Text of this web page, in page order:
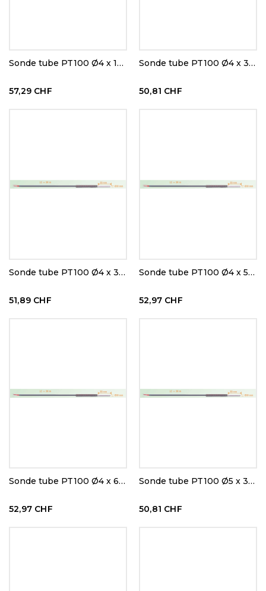
Sonde tube PT100 Ø4 x 100 mm
57,29 CHF
Sonde tube PT100 Ø4 x 30 mm
50,81 CHF
Sonde tube PT100 Ø4 x 30 mm
51,89 CHF
Sonde tube PT100 Ø4 x 50 mm
52,97 CHF
Sonde tube PT100 Ø4 x 60 mm
52,97 CHF
Sonde tube PT100 Ø5 x 30 mm
50,81 CHF